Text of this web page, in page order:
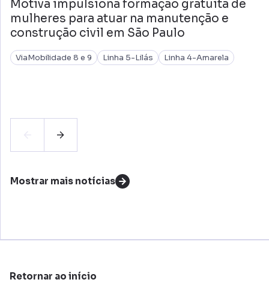
Motiva impulsiona formação gratuita de
mulheres para atuar na manutenção e
construção civil em São Paulo
ViaMobilidade 8 e 9 Linha 5-Lilás Linha 4-Amarela
Mostrar mais notícias
Retornar ao início